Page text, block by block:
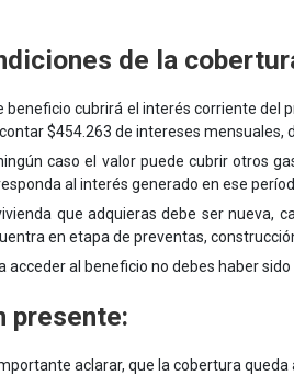
de la
beneficio cubrirá el interés corriente del
$454.263 de intereses mensuales,
caso el valor puede cubrir otros
al interés generado en ese
que adquieras debe ser nueva,
en etapa de preventas,
acceder al beneficio no debes haber
presente:
aclarar, que la cobertura